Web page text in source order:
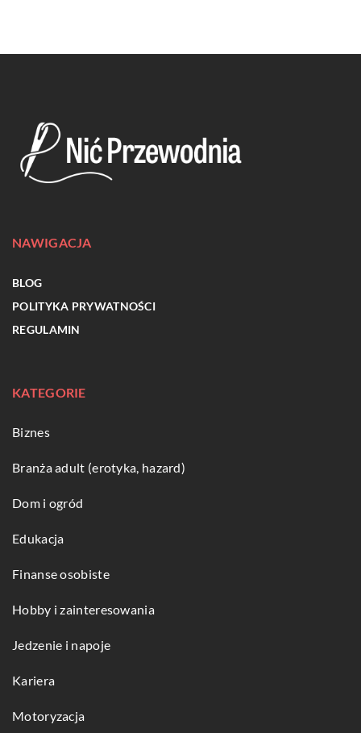
NAWIGACJA
BLOG
POLITYKA PRYWATNOŚCI
REGULAMIN
KATEGORIE
Biznes
Branża adult (erotyka, hazard)
Dom i ogród
Edukacja
Finanse osobiste
Hobby i zainteresowania
Jedzenie i napoje
Kariera
Motoryzacja